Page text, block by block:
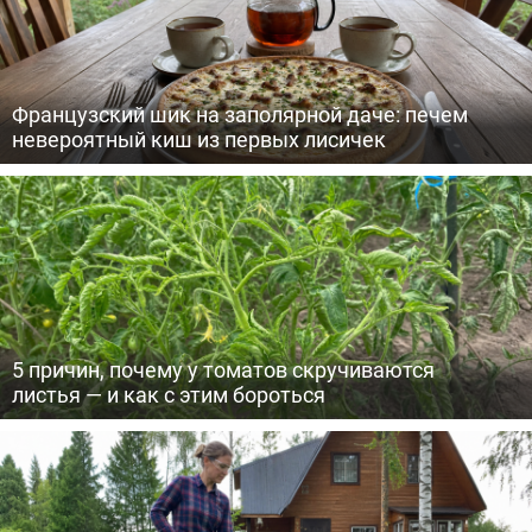
Французский шик на заполярной даче: печем
невероятный киш из первых лисичек
5 причин, почему у томатов скручиваются
листья — и как с этим бороться